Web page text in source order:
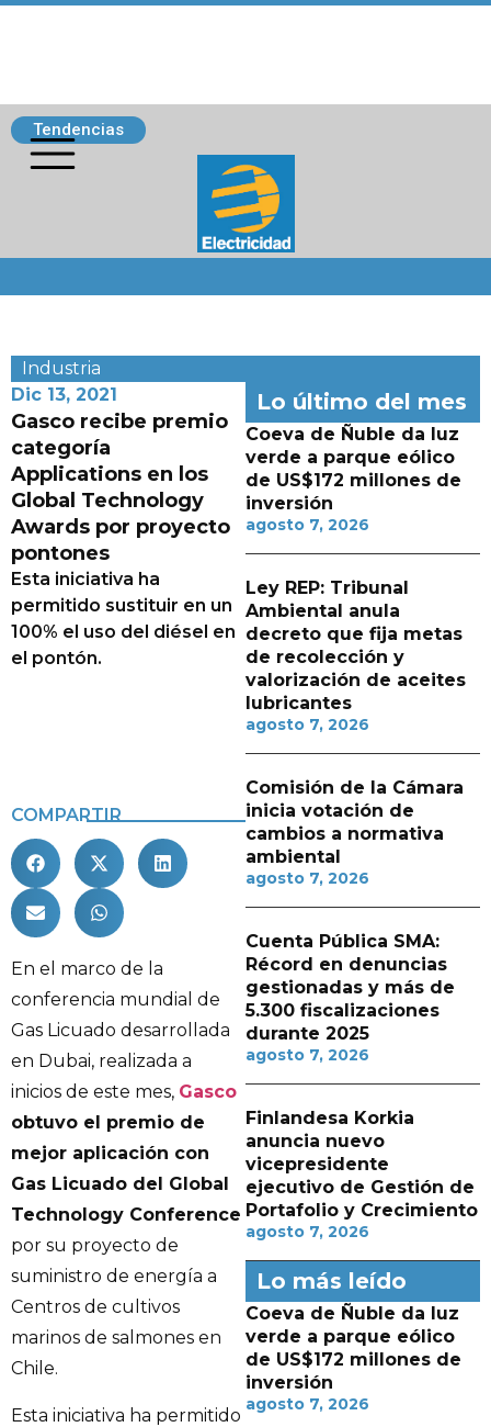
Tendencias
Industria
Dic 13, 2021
Gasco recibe premio
categoría
Applications en los
Global Technology
Awards por proyecto
pontones
Esta iniciativa ha
permitido sustituir en un
100% el uso del diésel en
el pontón.
COMPARTIR
En el marco de la
conferencia mundial de
Gas Licuado desarrollada
en Dubai, realizada a
inicios de este mes, Gasco
obtuvo el premio de
mejor aplicación con
Gas Licuado del Global
Technology Conference
por su proyecto de
suministro de energía a
Centros de cultivos
marinos de salmones en
Chile.
Esta iniciativa ha permitido
Lo último del mes
Coeva de Ñuble da luz
verde a parque eólico
de US$172 millones de
inversión
agosto 7, 2026
Ley REP: Tribunal
Ambiental anula
decreto que fija metas
de recolección y
valorización de aceites
lubricantes
agosto 7, 2026
Comisión de la Cámara
inicia votación de
cambios a normativa
ambiental
agosto 7, 2026
Cuenta Pública SMA:
Récord en denuncias
gestionadas y más de
5.300 fiscalizaciones
durante 2025
agosto 7, 2026
Finlandesa Korkia
anuncia nuevo
vicepresidente
ejecutivo de Gestión de
Portafolio y Crecimiento
agosto 7, 2026
Lo más leído
Coeva de Ñuble da luz
verde a parque eólico
de US$172 millones de
inversión
agosto 7, 2026